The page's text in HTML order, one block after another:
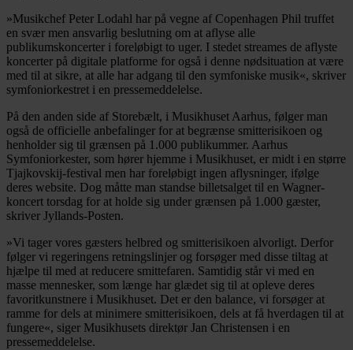
»Musikchef Peter Lodahl har på vegne af Copenhagen Phil truffet
en svær men ansvarlig beslutning om at aflyse alle
publikumskoncerter i foreløbigt to uger. I stedet streames de aflyste
koncerter på digitale platforme for også i denne nødsituation at være
med til at sikre, at alle har adgang til den symfoniske musik«, skriver
symfoniorkestret i en pressemeddelelse.
På den anden side af Storebælt, i Musikhuset Aarhus, følger man
også de officielle anbefalinger for at begrænse smitterisikoen og
henholder sig til grænsen på 1.000 publikummer. Aarhus
Symfoniorkester, som hører hjemme i Musikhuset, er midt i en større
Tjajkovskij-festival men har foreløbigt ingen aflysninger, ifølge
deres website. Dog måtte man standse billetsalget til en Wagner-
koncert torsdag for at holde sig under grænsen på 1.000 gæster,
skriver Jyllands-Posten.
»Vi tager vores gæsters helbred og smitterisikoen alvorligt. Derfor
følger vi regeringens retningslinjer og forsøger med disse tiltag at
hjælpe til med at reducere smittefaren. Samtidig står vi med en
masse mennesker, som længe har glædet sig til at opleve deres
favoritkunstnere i Musikhuset. Det er den balance, vi forsøger at
ramme for dels at minimere smitterisikoen, dels at få hverdagen til at
fungere«, siger Musikhusets direktør Jan Christensen i en
pressemeddelelse.